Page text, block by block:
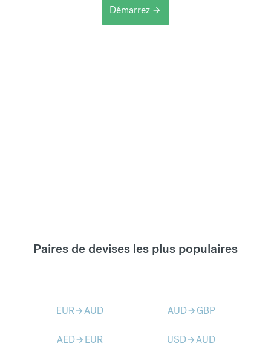
Démarrez arrow_forward
Paires de devises les plus populaires
EURarrow_forwardAUD AUDarrow_forward GBP
AEDarrow_forward EUR USDarrow_forwardAUD